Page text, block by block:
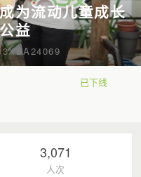
为流动儿童成长
益
已下线
3,071
人次